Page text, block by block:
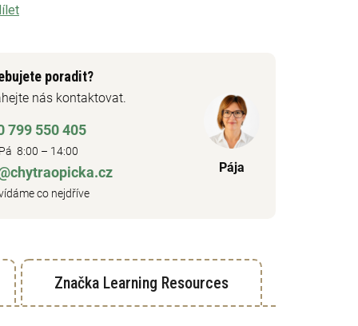
poradit?
nás kontaktovat.
799 550 405
8:00 – 14:00
co nejdříve
Pája
Značka Learning Resources